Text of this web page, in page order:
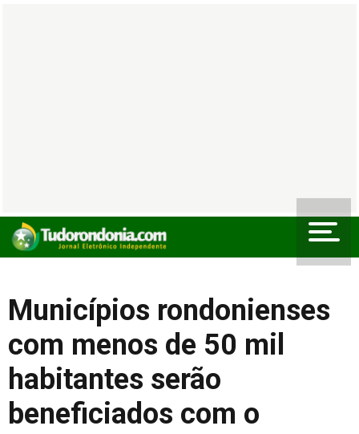
Municípios rondonienses
com menos de 50 mil
habitantes serão
beneficiados com o